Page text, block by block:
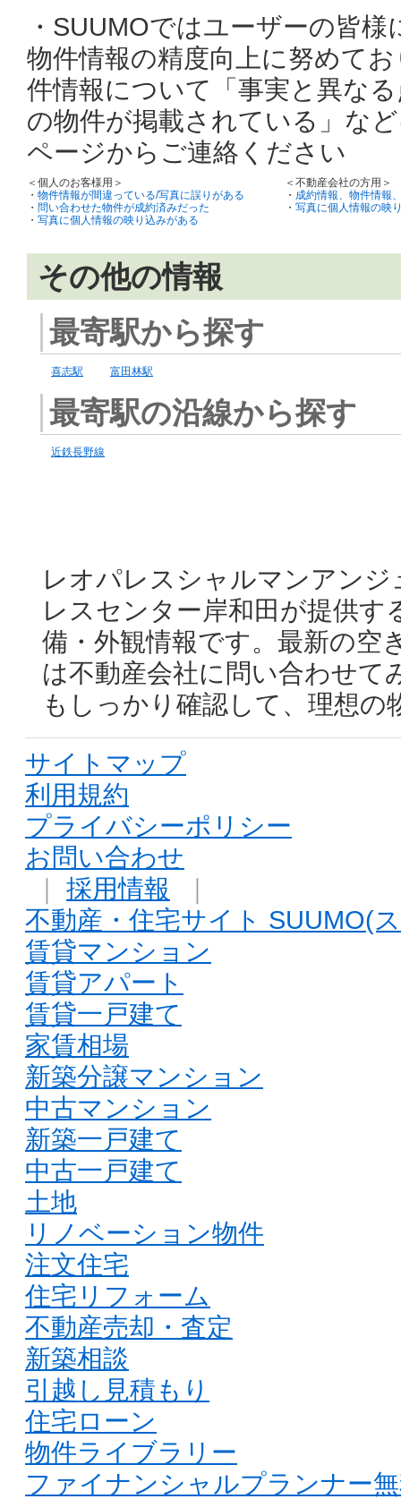
・SUUMOではユーザーの皆
物件情報の精度向上に努めて
件情報について「事実と異な
の物件が掲載されている」な
ページからご連絡ください
＜個人のお客様用＞
・ 物件情報が間違っている/写真に誤りがある
・ 問い合わせた物件が成約済みだった
・ 写真に個人情報の映り込みがある
＜不動産会社の方用＞
・ 成約情報、物件情報
・ 写真に個人情報の映
その他の情報
最寄駅から探す
喜志駅 富田林駅
最寄駅の沿線から探す
近鉄長野線
レオパレスシャルマンアン
レスセンター岸和田が提供す
備・外観情報です。最新の空
は不動産会社に問い合わせて
もしっかり確認して、理想
サイトマップ
利用規約
プライバシーポリシー
お問い合わせ
｜ 採用情報 ｜
不動産・住宅サイト SUUMO(
賃貸マンション
賃貸アパート
賃貸一戸建て
家賃相場
新築分譲マンション
中古マンション
新築一戸建て
中古一戸建て
土地
リノベーション物件
注文住宅
住宅リフォーム
不動産売却・査定
新築相談
引越し見積もり
住宅ローン
物件ライブラリー
ファイナンシャルプランナー